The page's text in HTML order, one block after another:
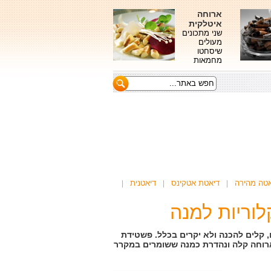
ארוחה
איטלקית
שני מתכונים
מעולים
שיסחטו
מחמאות
מהירה דיאטת אטקינס דיאטנית
קלים להכנה ולא יקרים בכלל. פשטידת
קלה ונהדרת כמנה ששומרים במקרר